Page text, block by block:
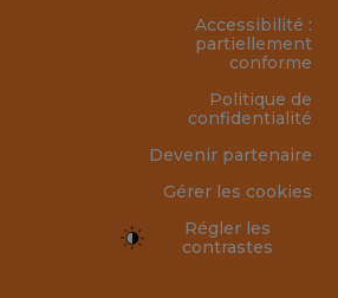
Accessibilité :
partiellement
conforme
Politique de
confidentialité
Devenir partenaire
Gérer les cookies
Régler les
contrastes